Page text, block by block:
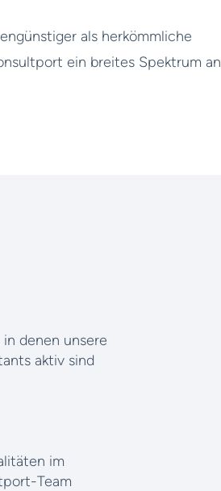
als herkömmliche
ein breites Spektrum an
in denen unsere
aktiv sind
im
Team